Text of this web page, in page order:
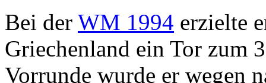
Bei der WM 1994 erzielte
Griechenland ein Tor zum
Vorrunde wurde er wegen